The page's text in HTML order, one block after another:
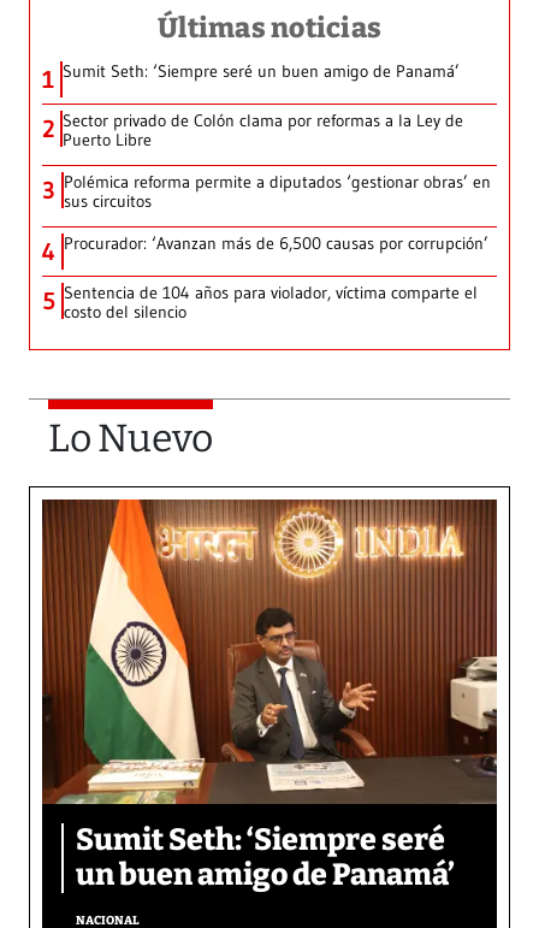
Últimas noticias
1 Sumit Seth: ‘Siempre seré un buen amigo de Panamá’
2 Sector privado de Colón clama por reformas a la Ley de
Puerto Libre
3 Polémica reforma permite a diputados ‘gestionar obras’ en
sus circuitos
4 Procurador: ‘Avanzan más de 6,500 causas por corrupción’
5 Sentencia de 104 años para violador, víctima comparte el
costo del silencio
Lo Nuevo
Sumit Seth: ‘Siempre seré
un buen amigo de Panamá’
NACIONAL